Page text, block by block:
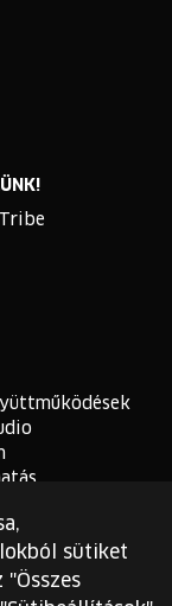
sütiket